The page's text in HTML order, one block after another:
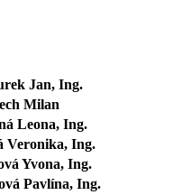
Jan, Ing.
Milan
Leona, Ing.
Veronika, Ing.
Yvona, Ing.
Pavlína, Ing.